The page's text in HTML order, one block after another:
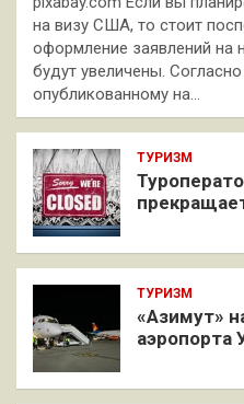
на визу США, то стоит
оформление заявлений на
будут увеличены.
опубликованному на…
ТУРИЗМ
ТУРИЗМ
«Азимут»
аэропорта